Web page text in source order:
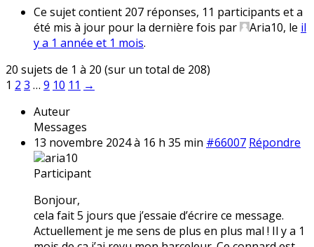
Ce sujet contient 207 réponses, 11 participants et a
été mis à jour pour la dernière fois par
Aria10, le il
y a 1 année et 1 mois.
20 sujets de 1 à 20 (sur un total de 208)
1 2 3 … 9 10 11 →
Auteur
Messages
13 novembre 2024 à 16 h 35 min #66007 Répondre
aria10
Participant
Bonjour,
cela fait 5 jours que j’essaie d’écrire ce message.
Actuellement je me sens de plus en plus mal ! Il y a 1